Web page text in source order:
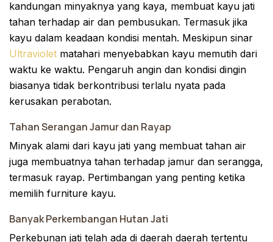
kandungan minyaknya yang kaya, membuat kayu jati
tahan terhadap air dan pembusukan. Termasuk jika
kayu dalam keadaan kondisi mentah. Meskipun sinar
Ultraviolet matahari menyebabkan kayu memutih dari
waktu ke waktu. Pengaruh angin dan kondisi dingin
biasanya tidak berkontribusi terlalu nyata pada
kerusakan perabotan.
Tahan Serangan Jamur dan Rayap
Minyak alami dari kayu jati yang membuat tahan air
juga membuatnya tahan terhadap jamur dan serangga,
termasuk rayap. Pertimbangan yang penting ketika
memilih furniture kayu.
Banyak Perkembangan Hutan Jati
Perkebunan jati telah ada di daerah daerah tertentu